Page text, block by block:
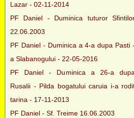
Lazar - 02-11-2014
PF Daniel - Duminica tuturor
22.06.2003
PF Daniel - Duminica a 4-a dupa Pasti -
a Slabanogului - 22-05-2016
PF Daniel - Duminica a 26-a dupa
Rusalii - Pilda bogatului caruia i-a
tarina - 17-11-2013
PF Daniel - Sf. Treime 16.06.2003